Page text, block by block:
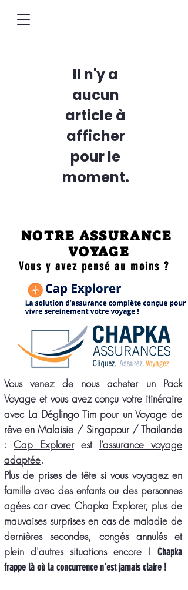
Il n'y a
aucun
article à
afficher
pour le
moment.
NOTRE ASSURANCE
VOYAGE
Vous y avez pensé au moins ?
Vous venez de nous acheter un Pack
Voyage et vous avez conçu votre itinéraire
avec La Déglingo Tim pour un Voyage de
rêve en Malaisie / Singapour / Thailande
: Cap Explorerest l’assurance voyage
adaptée.
Plus de prises de tête si vous voyagez en
famille avec des enfants ou des personnes
agées car avec Chapka Explorer, plus de
mauvaises surprises en cas de maladie de
dernières secondes, congés annulés et
plein d'autres situations encore ! Chapka
frappe là où la concurrence n'est jamais claire !